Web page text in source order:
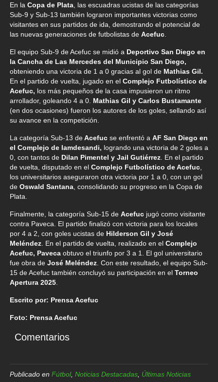
En la Copa de Plata, las escuadras ucistas de las categorías
Sub-9 y Sub-13 también lograron importantes victorias como
visitantes en sus partidos de ida, demostrando el potencial de
las nuevas generaciones de futbolistas de Acefuc.
El equipo Sub-9 de Acefuc se midió a Deportivo San Diego en
la Cancha de Las Mercedes del Municipio San Diego,
obteniendo una victoria de 1 a 0 gracias al gol de Mathias Gil.
En el partido de vuelta, jugado en el Complejo Futbolístico de
Acefuc, los más pequeños de la casa impusieron un ritmo
arrollador, goleando 4 a 0. Mathias Gil y Carlos Bustamante
(en dos ocasiones) fueron los autores de los goles, sellando así
su avance en la competición.
La categoría Sub-13 deAcefuc se enfrentó a AF San Diego en
el Complejo de Iamdesandi, logrando una victoria de 2 goles a
0, con tantos de Dilan Pimentel y Jail Gutiérrez. En el partido
de vuelta, disputado en el Complejo Futbolístico de Acefuc,
los universitarios aseguraron otra victoria por 1 a 0, con un gol
de Oswald Santana, consolidando su progreso en la Copa de
Plata.
Finalmente, la categoría Sub-15 de Acefuc jugó como visitante
contra Paveca. El partido finalizó con victoria para los locales
por 4 a 2, con goles ucistas de Hilderson Gil y José
Meléndez. En el partido de vuelta, realizado en el Complejo
Acefuc, Paveca obtuvo el triunfo por 3 a 1. El gol universitario
fue obra de José Meléndez. Con este resultado, el equipo Sub-
15 de Acefuc también concluyó su participación en el Torneo
Apertura 2025.
Escrito por: Prensa Acefuc
Foto: Prensa Acefuc
Comentarios
Publicado en Fútbol, Noticias Destacadas, Últimas Noticias